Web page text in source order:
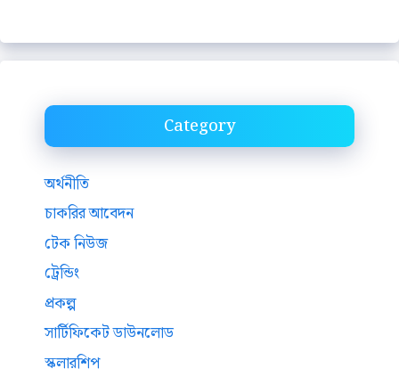
Category
অর্থনীতি
চাকরির আবেদন
টেক নিউজ
ট্রেন্ডিং
প্রকল্প
সার্টিফিকেট ডাউনলোড
স্কলারশিপ